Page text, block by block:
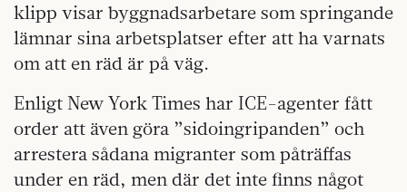
klipp visar byggnadsarbetare som springande
lämnar sina arbetsplatser efter att ha varnats
om att en räd är på väg.
Enligt New York Times har ICE-agenter fått
order att även göra ”sidoingripanden” och
arrestera sådana migranter som påträffas
under en räd, men där det inte finns något